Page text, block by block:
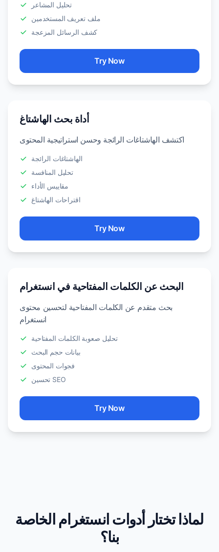
تحليل المشاعر
ملف تعريف المستخدمين
كشف الرسائل المزعجة
Try Now
أداة بحث الهاشتاغ
اكتشف الهاشتاغات الرائجة وحسن استراتيجية المحتوى
الهاشتاغات الرائجة
تحليل المنافسة
مقاييس الأداء
اقتراحات الهاشتاغ
Try Now
البحث عن الكلمات المفتاحية في انستغرام
بحث متقدم عن الكلمات المفتاحية لتحسين محتوى
انستغرام
تحليل صعوبة الكلمات المفتاحية
بيانات حجم البحث
فجوات المحتوى
تحسين SEO
Try Now
لماذا تختار أدوات انستغرام الخاصة
بنا؟